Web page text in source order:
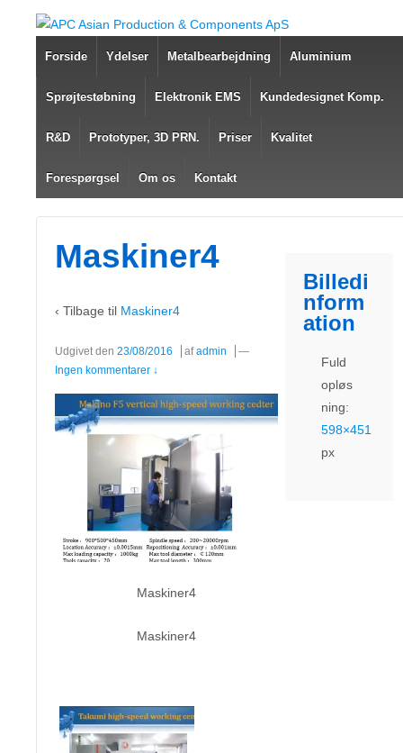
Forside Ydelser Metalbearbejdning Aluminium
Sprøjtestøbning Elektronik EMS Kundedesignet Komp.
R&D Prototyper, 3D PRN. Priser Kvalitet
Forespørgsel Om os Kontakt
Maskiner4
‹ Tilbage til Maskiner4
Udgivet den 23/08/2016 afadmin
—
Ingen kommentarer ↓
Maskiner4
Maskiner4
Billedi
nform
ation
Fuld
opløs
ning:
598×451
px